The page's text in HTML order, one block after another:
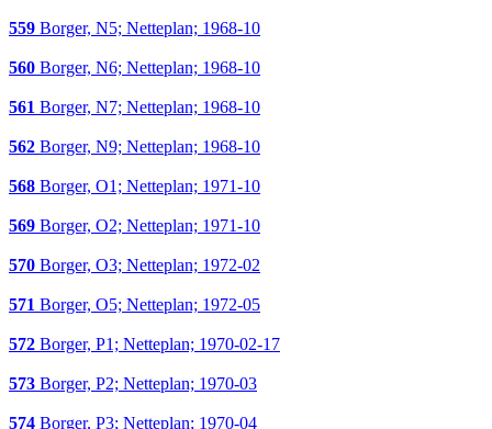
559 Borger, N5; Netteplan; 1968-10
560 Borger, N6; Netteplan; 1968-10
561 Borger, N7; Netteplan; 1968-10
562 Borger, N9; Netteplan; 1968-10
568 Borger, O1; Netteplan; 1971-10
569 Borger, O2; Netteplan; 1971-10
570 Borger, O3; Netteplan; 1972-02
571 Borger, O5; Netteplan; 1972-05
572 Borger, P1; Netteplan; 1970-02-17
573 Borger, P2; Netteplan; 1970-03
574 Borger, P3; Netteplan; 1970-04